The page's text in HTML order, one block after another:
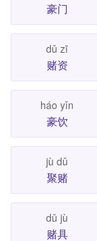
豪门
dǔ zī
赌资
háo yǐn
豪饮
jù dǔ
聚赌
dǔ jù
赌具